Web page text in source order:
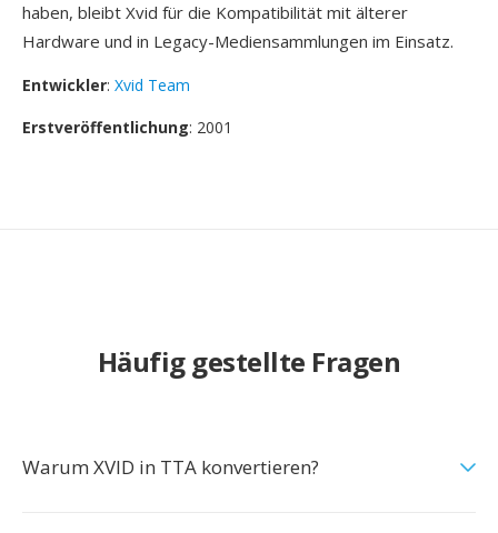
haben, bleibt Xvid für die Kompatibilität mit älterer
Hardware und in Legacy-Mediensammlungen im Einsatz.
Entwickler: Xvid Team
Erstveröffentlichung: 2001
Häufig gestellte Fragen
Warum XVID in TTA konvertieren?